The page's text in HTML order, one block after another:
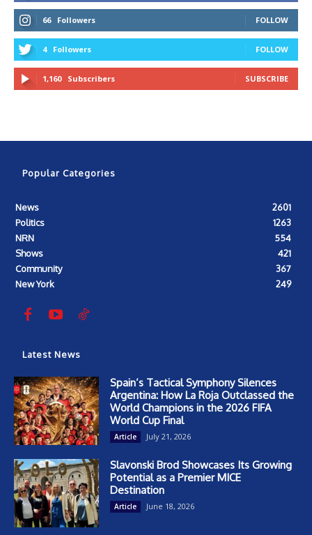
66 Followers FOLLOW
4 Followers FOLLOW
1,160 Subscribers SUBSCRIBE
Popular Categories
News
2601
Politics
1263
NRN
554
Shows
421
Community
367
New York
249
Latest News
Spain’s Tactical Symphony Silences
Argentina: How La Roja Outclassed the
World Champions in the 2026 FIFA
World Cup Final
Article July 21, 2026
Slavonski Brod Showcases Its Growing
Potential as a Premier MICE
Destination
Article June 18, 2026